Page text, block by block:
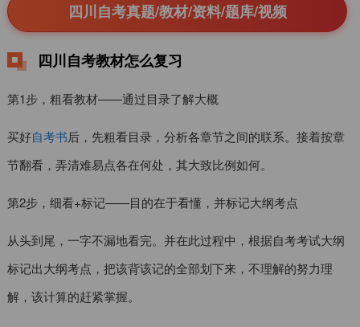
四川自考真题/教材/资料/题库/视频
四川自考教材怎么复习
第1步，粗看教材——通过目录了解大概
买好自考书后，先粗看目录，分析各章节之间的联系。接着按章
节翻看，弄清难易点各在何处，其大致比例如何。
第2步，细看+标记——目的在于看懂，并标记大纲考点
从头到尾，一字不漏地看完。并在此过程中，根据自考考试大纲
标记出大纲考点，把该背该记的全部划下来，不理解的努力理
解，该计算的赶紧掌握。